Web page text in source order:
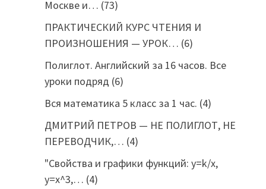
Москве и… (73)
ПРАКТИЧЕСКИЙ КУРС ЧТЕНИЯ И
ПРОИЗНОШЕНИЯ — УРОК… (6)
Полиглот. Английский за 16 часов. Все
уроки подряд (6)
Вся математика 5 класс за 1 час. (4)
ДМИТРИЙ ПЕТРОВ — НЕ ПОЛИГЛОТ, НЕ
ПЕРЕВОДЧИК,… (4)
"Свойства и графики функций: y=k/x,
y=x^3,… (4)